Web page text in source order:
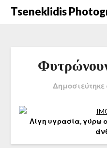
Μετάβαση
Tseneklidis
Δημοσιεύτηκε
Λίγη υγρασία, γύρω